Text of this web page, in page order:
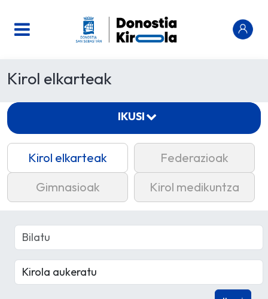
Kirol elkarteak
Kirol elkarteak
Federazioak
Gimnasioak
Kirol medikuntza
IKUSI